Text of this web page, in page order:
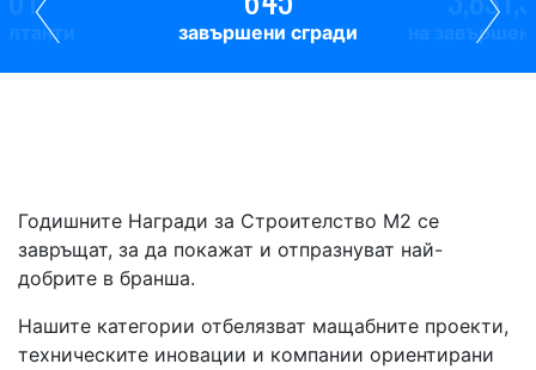
завършени сгради на
Годишните Награди за Строителство М2 се
завръщат, за да покажат и отпразнуват най-
добрите в бранша.
Нашите категории отбелязват мащабните проекти,
техническите иновации и компании ориентирани